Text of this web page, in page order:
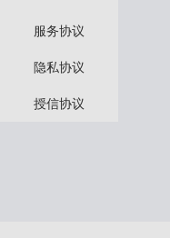
服务协议
隐私协议
授信协议